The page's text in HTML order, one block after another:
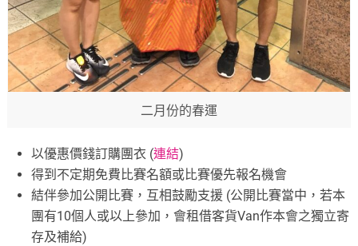
二月份的春運
以優惠價錢訂購團衣 (連結)
得到不定期免費比賽名額或比賽優先報名機會
結伴參加公開比賽，互相鼓勵支援 (公開比賽當中，若本
團有10個人或以上參加，會租借客貨Van作本會之獨立寄
存及補給)